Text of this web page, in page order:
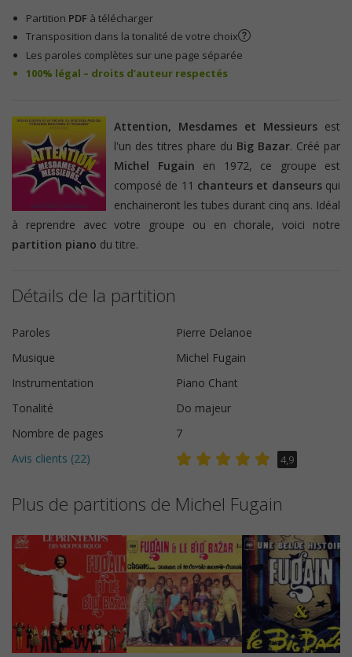
Partition PDF à télécharger
Transposition dans la tonalité de votre choix
Les paroles complètes sur une page séparée
100% légal – droits d’auteur respectés
Attention, Mesdames et Messieurs est
l'un des titres phare du Big Bazar. Créé par
Michel Fugain en 1972, ce groupe est
composé de 11 chanteurs et danseursqui
enchaineront les tubes durant cinq ans. Idéal
à reprendre avec votre groupe ou en chorale, voici notre
partition piano du titre.
Détails de la partition
Paroles
Pierre Delanoe
Musique
Michel Fugain
Instrumentation
Piano Chant
Tonalité
Do majeur
Nombre de pages
7
Avis clients (22) 4,9
Plus de partitions de Michel Fugain